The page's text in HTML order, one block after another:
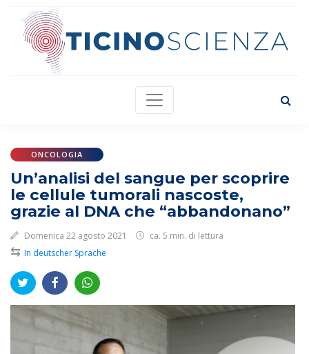
ONCOLOGIA
Un’analisi del sangue per scoprire
le cellule tumorali nascoste,
grazie al DNA che “abbandonano”
Domenica 22 agosto 2021 ca. 5 min. di lettura
⇆ In deutscher Sprache